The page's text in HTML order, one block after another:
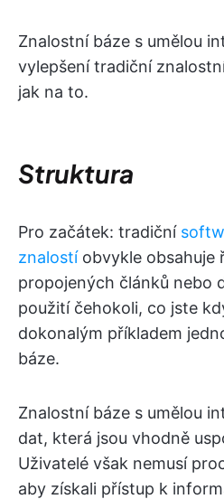
Znalostní báze s umělou
vylepšení tradiční
jak na to.
Struktura
Pro začátek: tradiční
znalostíobvykle obsahuje
propojených článků nebo
použití čehokoli, co jste
dokonalým příkladem
báze.
Znalostní báze s umělou
dat, která jsou vhodně
Uživatelé však nemusí
aby získali přístup k